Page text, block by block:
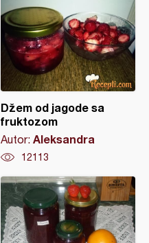
Džem od jagode sa
fruktozom
Autor: Aleksandra
12113